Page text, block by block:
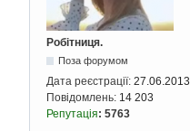
Робітниця.
Поза форумом
Дата реєстрації: 27.06.2013
Повідомлень: 14 203
Репутація: 5763